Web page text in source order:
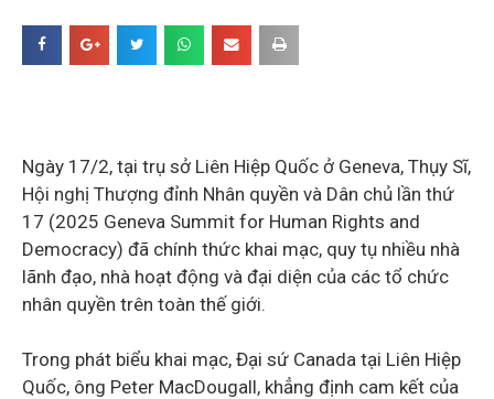
Ngày 17/2, tại trụ sở Liên Hiệp Quốc ở Geneva, Thụy Sĩ,
Hội nghị Thượng đỉnh Nhân quyền và Dân chủ lần thứ
17 (2025 Geneva Summit for Human Rights and
Democracy) đã chính thức khai mạc, quy tụ nhiều nhà
lãnh đạo, nhà hoạt động và đại diện của các tổ chức
nhân quyền trên toàn thế giới.
Trong phát biểu khai mạc, Đại sứ Canada tại Liên Hiệp
Quốc, ông Peter MacDougall, khẳng định cam kết của